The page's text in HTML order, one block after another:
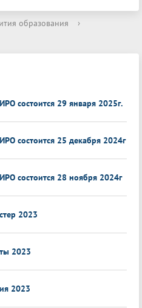
образования
›
состоится 29 января 2025г.
состоится 25 декабря 2024г
состоится 28 ноября 2024г
2023
2023
2023